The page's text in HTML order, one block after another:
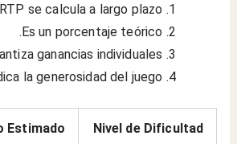
se calcula a largo plazo.
Es un porcentaje teórico.
ganancias individuales.
la generosidad del juego.
Nivel de Dificultad
Estimado